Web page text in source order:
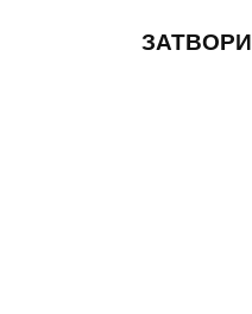
ЗАТВОРИ